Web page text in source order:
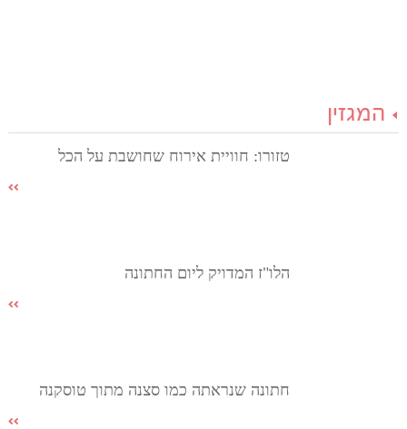
המגזין
טזורו: חוויית אירוח שחושבת על הכל
הלו"ז המדויק ליום החתונה
חתונה שנראתה כמו סצנה מתוך טוסקנה